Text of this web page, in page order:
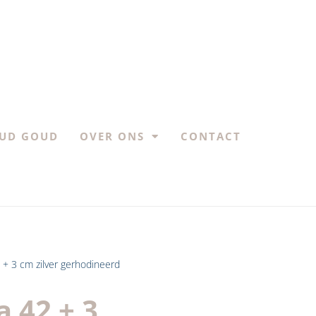
GOUD OVER ONS CONTACT
3 cm zilver gerhodineerd